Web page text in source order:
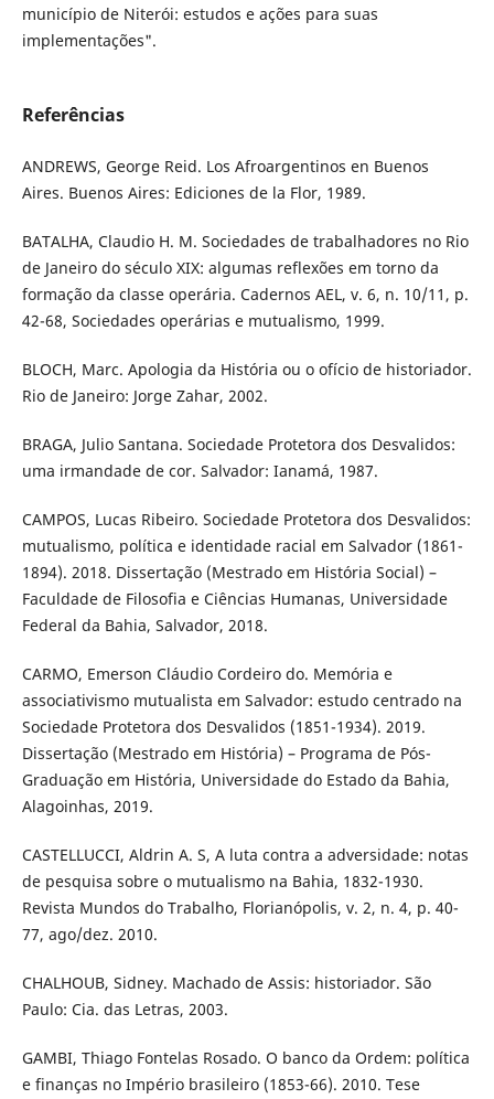
município de Niterói: estudos e ações para suas
implementações".
Referências
ANDREWS, George Reid. Los Afroargentinos en Buenos
Aires. Buenos Aires: Ediciones de la Flor, 1989.
BATALHA, Claudio H. M. Sociedades de trabalhadores no Rio
de Janeiro do século XIX: algumas reflexões em torno da
formação da classe operária. Cadernos AEL, v. 6, n. 10/11, p.
42-68, Sociedades operárias e mutualismo, 1999.
BLOCH, Marc. Apologia da História ou o ofício de historiador.
Rio de Janeiro: Jorge Zahar, 2002.
BRAGA, Julio Santana. Sociedade Protetora dos Desvalidos:
uma irmandade de cor. Salvador: Ianamá, 1987.
CAMPOS, Lucas Ribeiro. Sociedade Protetora dos Desvalidos:
mutualismo, política e identidade racial em Salvador (1861-
1894). 2018. Dissertação (Mestrado em História Social) –
Faculdade de Filosofia e Ciências Humanas, Universidade
Federal da Bahia, Salvador, 2018.
CARMO, Emerson Cláudio Cordeiro do. Memória e
associativismo mutualista em Salvador: estudo centrado na
Sociedade Protetora dos Desvalidos (1851-1934). 2019.
Dissertação (Mestrado em História) – Programa de Pós-
Graduação em História, Universidade do Estado da Bahia,
Alagoinhas, 2019.
CASTELLUCCI, Aldrin A. S, A luta contra a adversidade: notas
de pesquisa sobre o mutualismo na Bahia, 1832-1930.
Revista Mundos do Trabalho, Florianópolis, v. 2, n. 4, p. 40-
77, ago/dez. 2010.
CHALHOUB, Sidney. Machado de Assis: historiador. São
Paulo: Cia. das Letras, 2003.
GAMBI, Thiago Fontelas Rosado. O banco da Ordem: política
e finanças no Império brasileiro (1853-66). 2010. Tese